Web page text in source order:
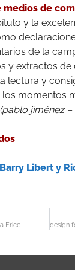
de
y la
de la
y extractos de
lectura y
momentos
(pablo jiménez
Libert y
Erice